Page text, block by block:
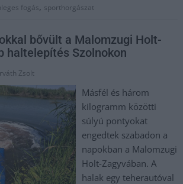
fogás, sporthorgászat
bővült a Malomzugi Holt-
haltelepítés Szolnokon
Zsolt
Másfél és három
kilogramm közötti
súlyú pontyokat
engedtek szabadon a
napokban a Malomzugi
Holt-Zagyvában. A
halak egy teherautóval